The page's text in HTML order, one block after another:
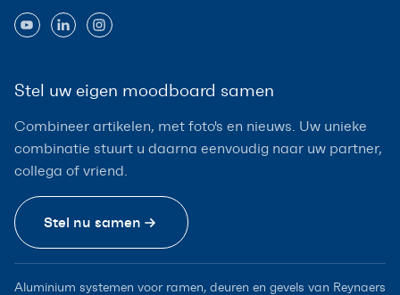
Stel uw eigen moodboard samen
Combineer artikelen, met foto's en nieuws. Uw unieke
combinatie stuurt u daarna eenvoudig naar uw partner,
collega of vriend.
Stel nu samen
Aluminium systemen voor ramen, deuren en gevels van Reynaers